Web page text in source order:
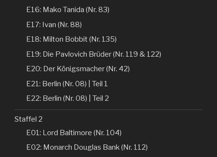
E16: Mako Tanida (Nr. 83)
E17: Ivan (Nr. 88)
E18: Milton Bobbit (Nr. 135)
E19: Die Pavlovich Brüder (Nr. 119 & 122)
E20: Der Königsmacher (Nr. 42)
E21: Berlin (Nr. 08) | Teil 1
E22: Berlin (Nr. 08) | Teil 2
Staffel 2
E01: Lord Baltimore (Nr. 104)
E02: Monarch Douglas Bank (Nr. 112)